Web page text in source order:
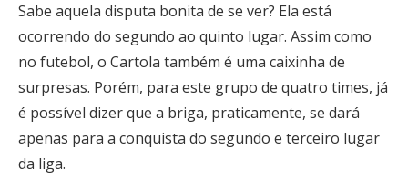
Sabe aquela disputa bonita de se ver? Ela está
ocorrendo do segundo ao quinto lugar. Assim como
no futebol, o Cartola também é uma caixinha de
surpresas. Porém, para este grupo de quatro times, já
é possível dizer que a briga, praticamente, se dará
apenas para a conquista do segundo e terceiro lugar
da liga.